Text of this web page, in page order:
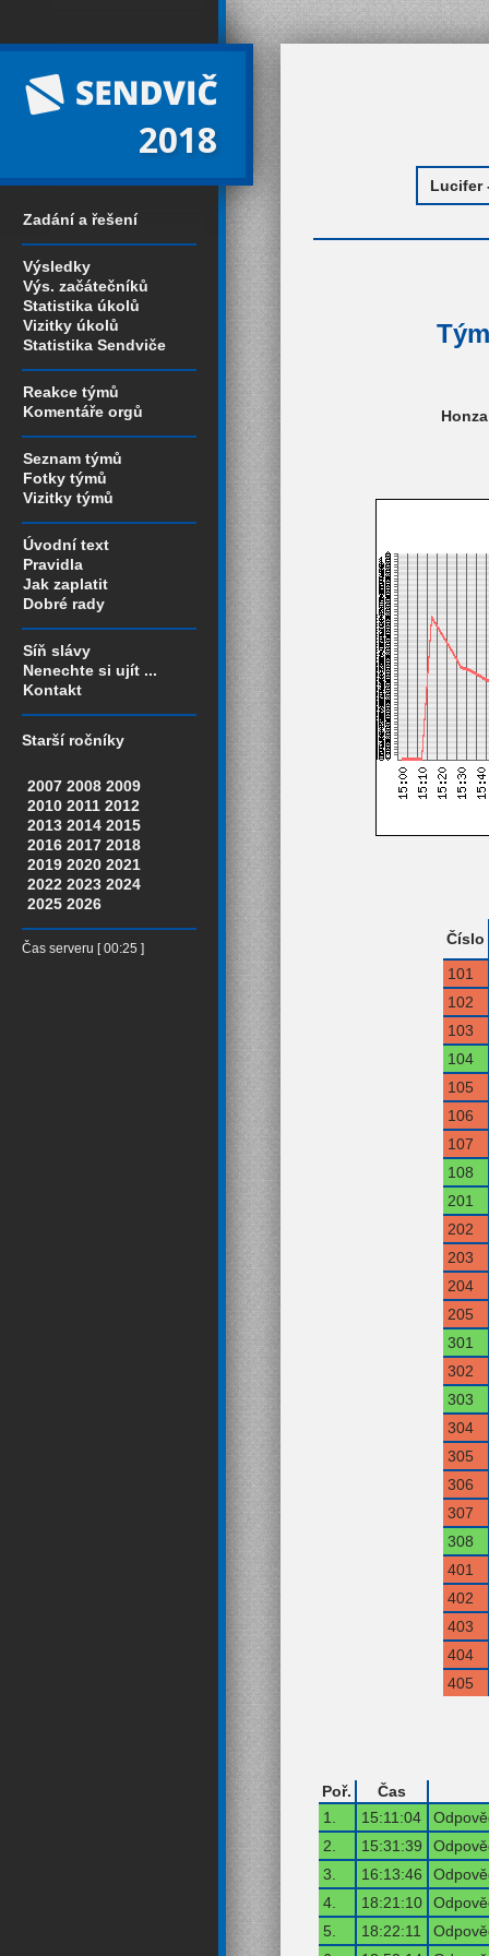
2018
Zadání a řešení
Výsledky
Výs. začátečníků
Statistika úkolů
Vizitky úkolů
Statistika Sendviče
Reakce týmů
Komentáře orgů
Seznam týmů
Fotky týmů
Vizitky týmů
Úvodní text
Pravidla
Jak zaplatit
Dobré rady
Síň slávy
Nenechte si ujít ...
Kontakt
Starší ročníky
2007 2008 2009
2010 2011 2012
2013 2014 2015
2016 2017 2018
2019 2020 2021
2022 2023 2024
2025 2026
Čas serveru [ 00:25 ]
Číslo
101
102
103
104
105
106
107
108
201
202
203
204
205
301
302
303
304
305
306
307
308
401
402
403
404
405
Poř.
Čas
1.
15:11:04
2.
15:31:39
3.
16:13:46
4.
18:21:10
5.
18:22:11